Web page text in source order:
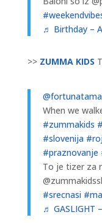
♬ Birthday –
>> ZUMMA KIDS
When we
#zummakids
#slovenija
#praznovanje
To je tizer za
#srecnasi
♬ GASLIGHT